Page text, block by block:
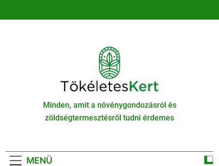
TökéletesKert
Minden, amit a növénygondozásról és
zöldségtermesztésről tudni érdemes
MENÜ